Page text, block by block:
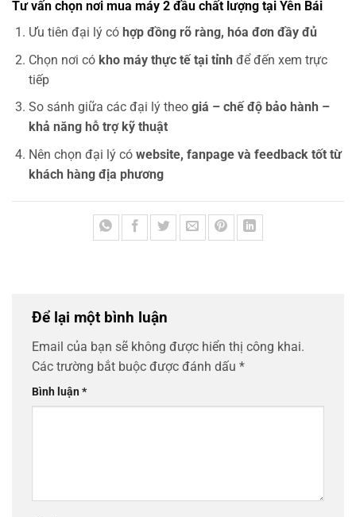
Tư vấn chọn nơi mua máy 2 đầu chất lượng tại Yên Bái
Ưu tiên đại lý có hợp đồng rõ ràng, hóa đơn đầy đủ
Chọn nơi có kho máy thực tế tại tỉnh để đến xem trực
tiếp
So sánh giữa các đại lý theo giá – chế độ bảo hành –
khả năng hỗ trợ kỹ thuật
Nên chọn đại lý có website, fanpage và feedback tốt từ
khách hàng địa phương
Để lại một bình luận
Email của bạn sẽ không được hiển thị công khai.
Các trường bắt buộc được đánh dấu *
Bình luận*